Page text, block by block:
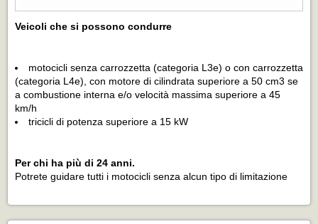
Veicoli che si possono condurre
motocicli senza carrozzetta (categoria L3e) o con carrozzetta
(categoria L4e), con motore di cilindrata superiore a 50 cm3 se
a combustione interna e/o velocità massima superiore a 45
km/h
tricicli di potenza superiore a 15 kW
Per chi ha più di 24 anni.
Potrete guidare tutti i motocicli senza alcun tipo di limitazione